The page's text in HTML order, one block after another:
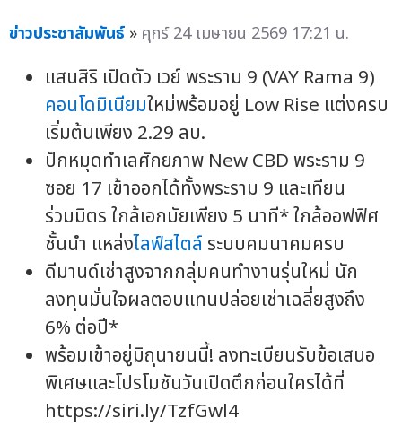
ข่าวประชาสัมพันธ์ » ศุกร์ 24 เมษายน 2569 17:21 น.
แสนสิริ เปิดตัว เวย์ พระราม 9 (VAY Rama 9)
คอนโดมิเนียมใหม่พร้อมอยู่ Low Rise แต่งครบ
เริ่มต้นเพียง 2.29 ลบ.
ปักหมุดทำเลศักยภาพ New CBD พระราม 9
ซอย 17 เข้าออกได้ทั้งพระราม 9 และเทียน
ร่วมมิตร ใกล้เอกมัยเพียง 5 นาที* ใกล้ออฟฟิศ
ชั้นนำ แหล่งไลฟ์สไตล์ ระบบคมนาคมครบ
ดีมานด์เช่าสูงจากกลุ่มคนทำงานรุ่นใหม่ นัก
ลงทุนมั่นใจผลตอบแทนปล่อยเช่าเฉลี่ยสูงถึง
6% ต่อปี*
พร้อมเข้าอยู่มิถุนายนนี้! ลงทะเบียนรับข้อเสนอ
พิเศษและโปรโมชันวันเปิดตึกก่อนใครได้ที่
https://siri.ly/TzfGwl4